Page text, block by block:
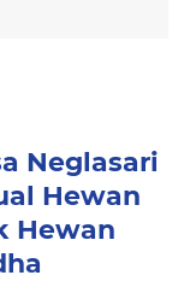
Neglasari
Hewan
Hewan